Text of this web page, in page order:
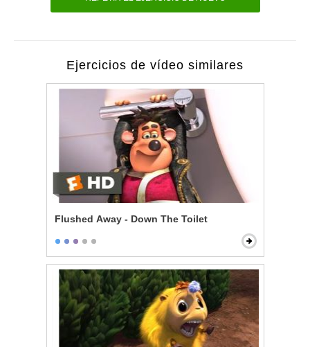
Ejercicios de vídeo similares
Flushed Away - Down The Toilet